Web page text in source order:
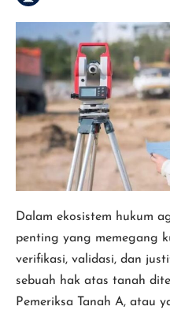
Mengenal
Panitia
A
dalam
Pertanahan
Dalam ekosistem hukum
penting yang memegang
verifikasi, validasi, dan
sebuah hak atas tanah
Pemeriksa Tanah A, atau